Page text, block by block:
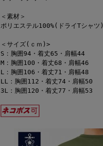
＜素材＞
ポリエステル100%(ドライTシャツ)
＜サイズ(ｃｍ)>
S：胸囲94・着丈65・肩幅44
M：胸囲100・着丈68・肩幅46
L：胸囲106・着丈71・肩幅48
LL：胸囲112・着丈74・肩幅50
3L：胸囲120・着丈77・肩幅53